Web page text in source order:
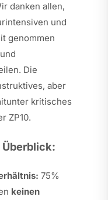
danken allen,
und
genommen
Die
aber
kritisches
ZP10.
Überblick:
75%
keinen